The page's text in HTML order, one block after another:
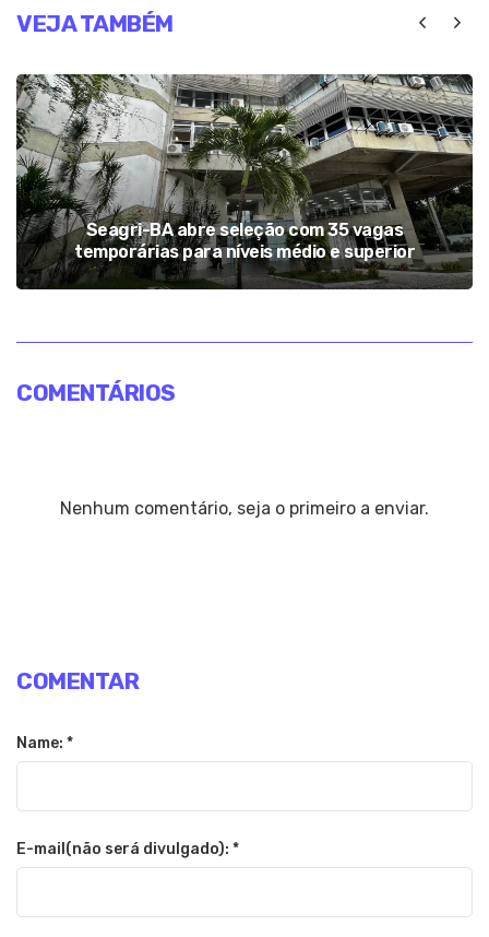
VEJA TAMBÉM
Seagri-BA abre seleção com 35 vagas
temporárias para níveis médio e superior
COMENTÁRIOS
Nenhum comentário, seja o primeiro a enviar.
COMENTAR
Name: *
E-mail(não será divulgado): *